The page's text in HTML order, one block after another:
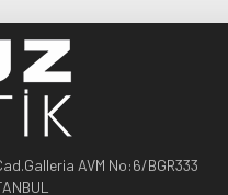
AVM No:6/BGR333